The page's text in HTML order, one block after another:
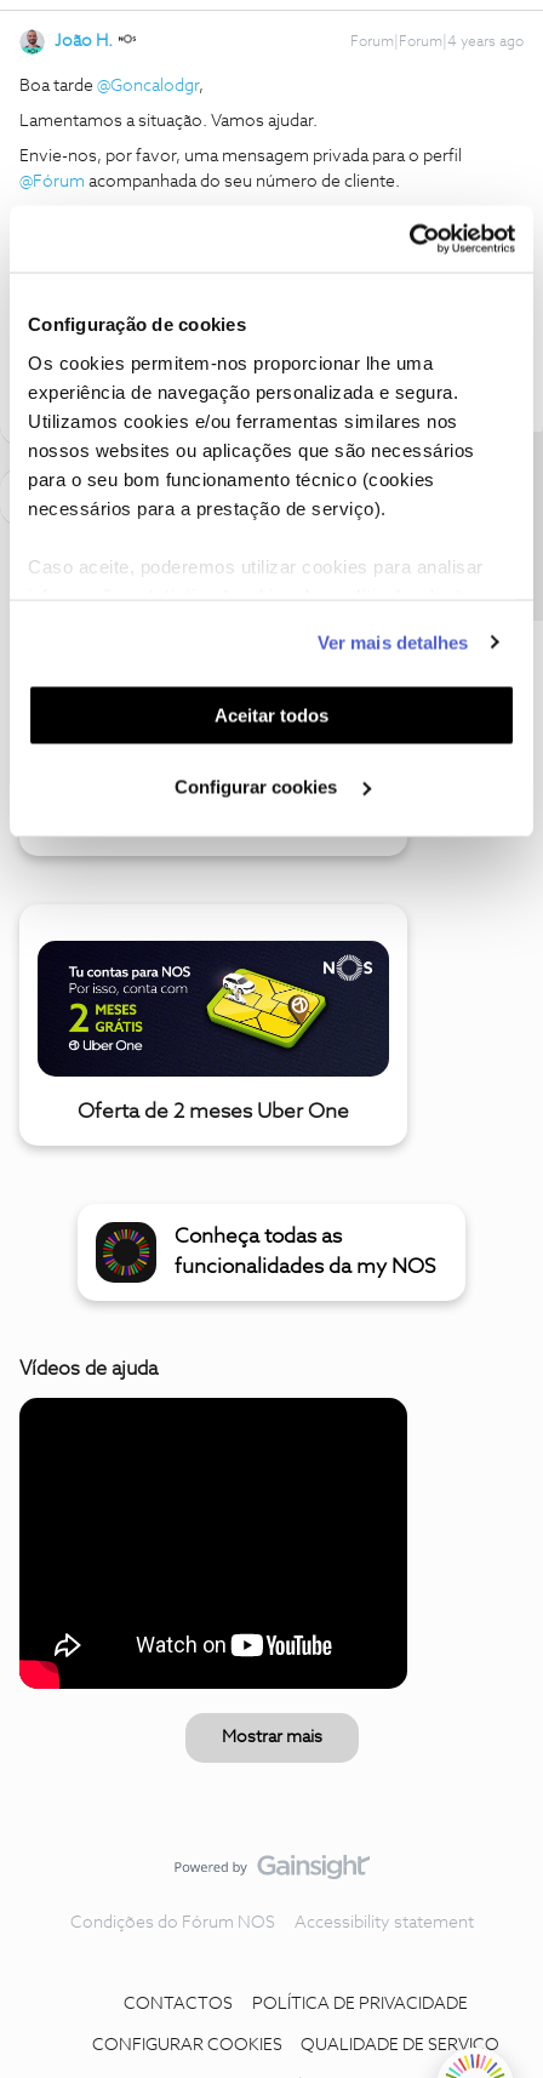
Configuração de cookies
Os cookies permitem-nos proporcionar lhe uma
experiência de navegação personalizada e segura.
Utilizamos cookies e/ou ferramentas similares nos
nossos websites ou aplicações que são necessários
para o seu bom funcionamento técnico (cookies
necessários para a prestação de serviço).
Caso aceite, poderemos utilizar cookies para analisar
funcionalidades (cookies de personalização e
funcionalidade) e adaptar anúncios aos seus interesses
(cookies de publicidade personalizada). Pode gerir a
utilização dos cookies clicando em "Configurar
Ver mais detalhes
Aceitar todos
Configurar cookies
João H. Forum|Forum|4 years ago
Boa tarde @Goncalodgr,
Lamentamos a situação. Vamos ajudar.
Envie-nos, por favor, uma mensagem privada para o perfil
@Fórum acompanhada do seu número de cliente.
como "Melhor Resposta" e faça "Like" nos melhores comentários.
sempre a par das ultimas novidades.
Oferta de 2 meses Uber One
Conheça todas as
funcionalidades da my NOS
Vídeos de ajuda
Mostrar mais
Condições do Fórum NOS Accessibility statement
CONTACTOS POLÍTICA DE PRIVACIDADE
CONFIGURAR COOKIES QUALIDADE DE SERVIÇO